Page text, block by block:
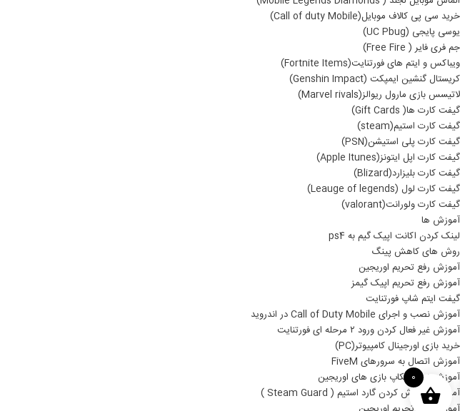
خرید سی پی کالاف موبایل(Call of duty Mobile)
یوسی پایجی (UC Pbug)
جم فری فایر ( Free Fire)
ویباکس و ایتم های فورتنایت(Fortnite Items)
کریستال گنشین ایمپکت (Genshin Impact)
لاتیسس بازی مارول ریوالز(Marvel rivals)
گیفت کارت ها( Gift Cards)
گیفت کارت استیم(steam)
گیفت کارت پلی استیشن(PSN)
گیفت کارت اپل ایتونز(Apple Itunes)
گیفت کارت بلیزارد(Blizard)
گیفت کارت لول (Leauge of legends)
گیفت کارت ولورانت(valorant)
آموزش ها
لینک کردن اکانت اپیک گیم به ps4
روش های کاهش پینگ
آموزش رفع تحریم اوریجین
آموزش رفع تحریم اپیک گیمز
گیفت ایتم شاپ فورتنایت
آموزش نصب و اجرای Call of Duty Mobile در اندروید
آموزش غیر فعال کردن ورود ۲ مرحله ای فورتنایت
خرید بازی اورجینال کامپیوتر(PC)
آموزش اتصال به سرورهای FiveM
آموزش نصب بکاپ بازی های اوریجین
آموزش خاموش کردن گارد استیم ( Steam Guard )
0